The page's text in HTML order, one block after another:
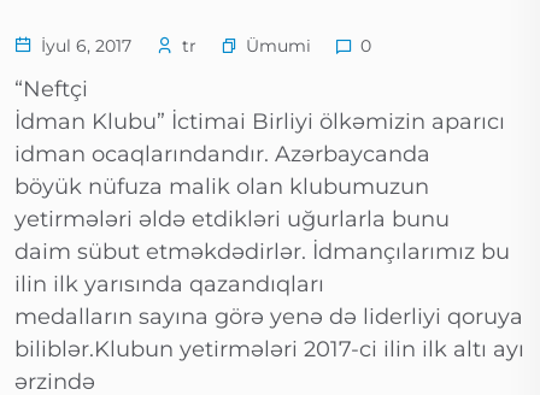
İyul 6, 2017 tr Ümumi 0
“Neftçi
İdman Klubu” İctimai Birliyi ölkəmizin aparıcı
idman ocaqlarındandır. Azərbaycanda
böyük nüfuza malik olan klubumuzun
yetirmələri əldə etdikləri uğurlarla bunu
daim sübut etməkdədirlər. İdmançılarımız bu
ilin ilk yarısında qazandıqları
medalların sayına görə yenə də liderliyi qoruya
biliblər.Klubun yetirmələri 2017-ci ilin ilk altı ayı
ərzində